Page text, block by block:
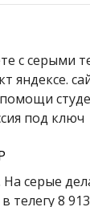
с серыми
яндексе.
под ключ
серые
телегу 8